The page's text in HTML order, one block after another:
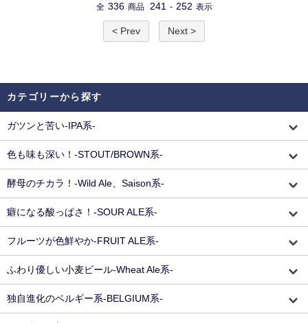
全 336 商品 241 - 252 表示
< Prev Next >
カテゴリーから探す
ガツンと苦い-IPA系-
色も味も深い！-STOUT/BROWN系-
酵母のチカラ！-Wild Ale、Saison系-
癖になる酸っぱさ！-SOUR ALE系-
フルーツが色鮮やか-FRUIT ALE系-
ふわり優しい小麦ビール-Wheat Ale系-
独自進化のベルギー系-BELGIUM系-